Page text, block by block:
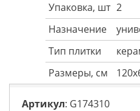
Упаковка, шт 2
Назначение
Тип плитки
Размеры, см
Артикул: G174310